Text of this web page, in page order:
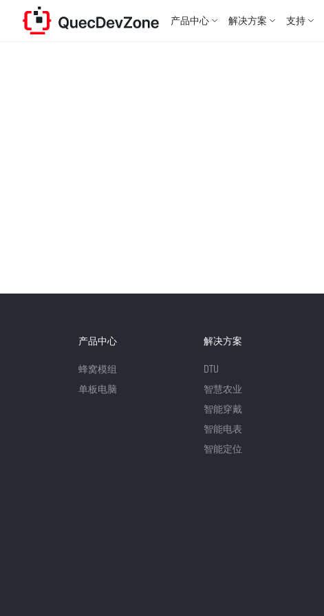
产品中心 解决方案 支持
产品中心
蜂窝模组
单板电脑
解决方案
DTU
智慧农业
智能穿戴
智能电表
智能定位